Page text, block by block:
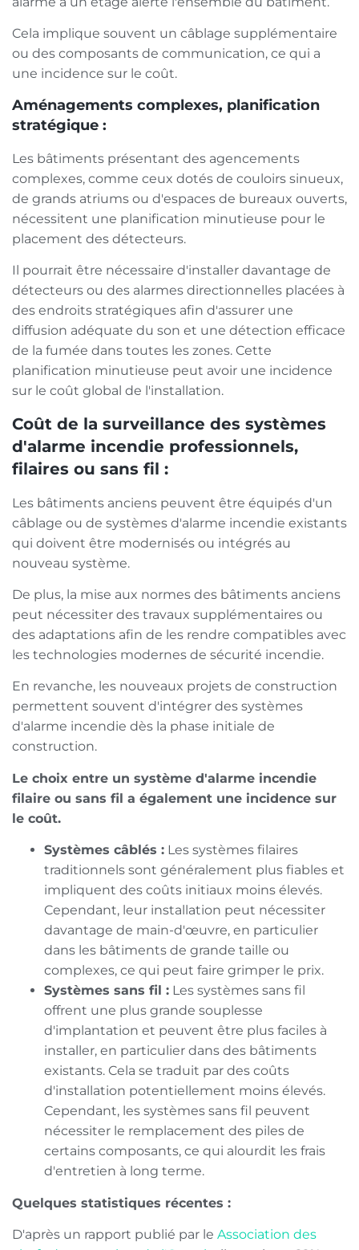
Cela implique souvent un câblage supplémentaire
ou des composants de communication, ce qui a
une incidence sur le coût.
Aménagements complexes, planification
stratégique :
Les bâtiments présentant des agencements
complexes, comme ceux dotés de couloirs sinueux,
de grands atriums ou d'espaces de bureaux ouverts,
nécessitent une planification minutieuse pour le
placement des détecteurs.
Il pourrait être nécessaire d'installer davantage de
détecteurs ou des alarmes directionnelles placées à
des endroits stratégiques afin d'assurer une
diffusion adéquate du son et une détection efficace
de la fumée dans toutes les zones. Cette
planification minutieuse peut avoir une incidence
sur le coût global de l'installation.
Coût de la surveillance des systèmes
d'alarme incendie professionnels,
filaires ou sans fil :
Les bâtiments anciens peuvent être équipés d'un
câblage ou de systèmes d'alarme incendie existants
qui doivent être modernisés ou intégrés au
nouveau système.
De plus, la mise aux normes des bâtiments anciens
peut nécessiter des travaux supplémentaires ou
des adaptations afin de les rendre compatibles avec
les technologies modernes de sécurité incendie.
En revanche, les nouveaux projets de construction
permettent souvent d'intégrer des systèmes
d'alarme incendie dès la phase initiale de
construction.
Le choix entre un système d'alarme incendie
filaire ou sans fil a également une incidence sur
le coût.
Systèmes câblés : Les systèmes filaires
traditionnels sont généralement plus fiables et
impliquent des coûts initiaux moins élevés.
Cependant, leur installation peut nécessiter
davantage de main-d'œuvre, en particulier
dans les bâtiments de grande taille ou
complexes, ce qui peut faire grimper le prix.
Systèmes sans fil : Les systèmes sans fil
offrent une plus grande souplesse
d'implantation et peuvent être plus faciles à
installer, en particulier dans des bâtiments
existants. Cela se traduit par des coûts
d'installation potentiellement moins élevés.
Cependant, les systèmes sans fil peuvent
nécessiter le remplacement des piles de
certains composants, ce qui alourdit les frais
d'entretien à long terme.
Quelques statistiques récentes :
D'après un rapport publié par le Association des